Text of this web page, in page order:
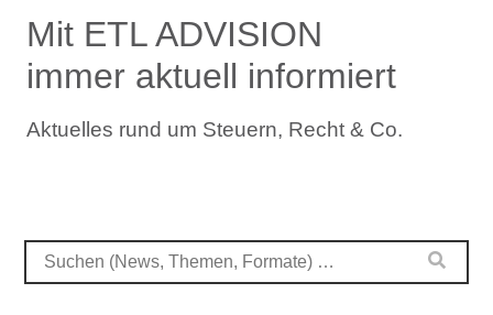
Mit ETL ADVISION
immer aktuell informiert
Aktuelles rund um Steuern, Recht & Co.